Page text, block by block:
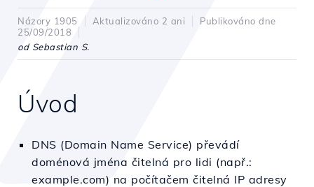
Názory 1905 Aktualizováno 2 ani
Publikováno dne
25/09/2018
od Sebastian S.
Úvod
DNS (Domain Name Service) převádí
doménová jména čitelná pro lidi (např.:
example.com) na počítačem čitelná IP adresy